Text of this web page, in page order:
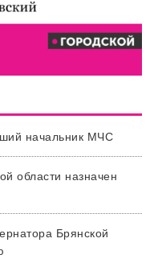
начальник МЧС
области назначен
Брянской